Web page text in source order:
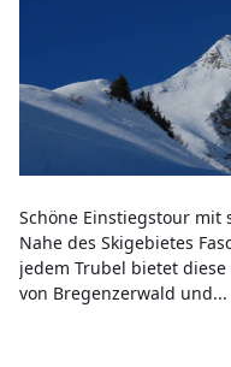
Schöne Einstiegstour mit
Nahe des Skigebietes
jedem Trubel bietet
von Bregenzerwald und...